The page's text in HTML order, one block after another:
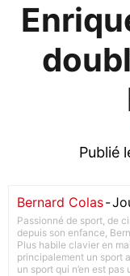
Publié
Bernard Colas-
Passionné de sport, de
depuis son enfance,
Plus habile clavier en
principalement un sport
un sport qui n’en est pas